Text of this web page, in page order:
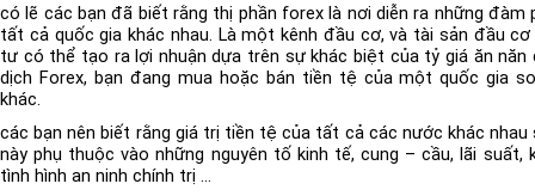
có lẽ các bạn đã biết rằng thị phần forex là nơi diễn ra những
tất cả quốc gia khác nhau. Là một kênh đầu cơ, và tài sản đầu
tư có thể tạo ra lợi nhuận dựa trên sự khác biệt của tỷ giá ăn năn
dịch Forex, bạn đang mua hoặc bán tiền tệ của một quốc gia
khác.
các bạn nên biết rằng giá trị tiền tệ của tất cả các nước khác nhau
này phụ thuộc vào những nguyên tố kinh tế, cung – cầu, lãi suất,
tình hình an ninh chính trị …